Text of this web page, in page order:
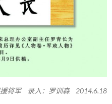
援将军 录入：罗训森 2014.6.18